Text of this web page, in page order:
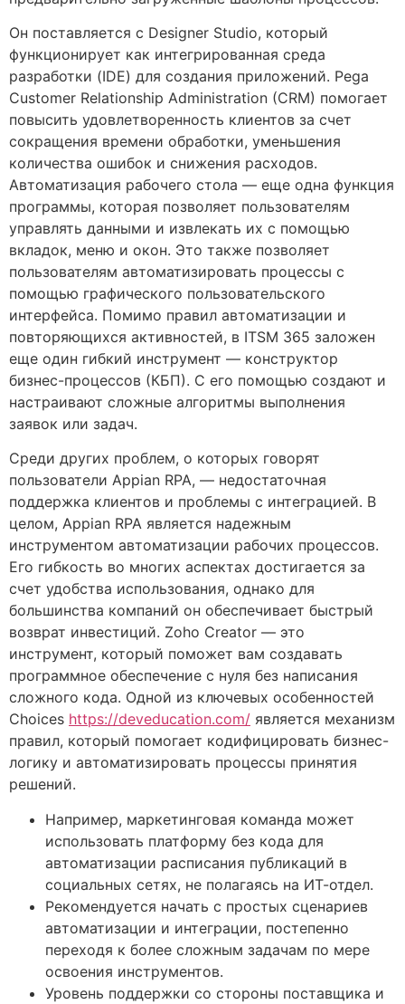
Он поставляется с Designer Studio, который
функционирует как интегрированная среда
разработки (IDE) для создания приложений. Pega
Customer Relationship Administration (CRM) помогает
повысить удовлетворенность клиентов за счет
сокращения времени обработки, уменьшения
количества ошибок и снижения расходов.
Автоматизация рабочего стола — еще одна функция
программы, которая позволяет пользователям
управлять данными и извлекать их с помощью
вкладок, меню и окон. Это также позволяет
пользователям автоматизировать процессы с
помощью графического пользовательского
интерфейса. Помимо правил автоматизации и
повторяющихся активностей, в ITSM 365 заложен
еще один гибкий инструмент — конструктор
бизнес-процессов (КБП). С его помощью создают и
настраивают сложные алгоритмы выполнения
заявок или задач.
Среди других проблем, о которых говорят
пользователи Appian RPA, — недостаточная
поддержка клиентов и проблемы с интеграцией. В
целом, Appian RPA является надежным
инструментом автоматизации рабочих процессов.
Его гибкость во многих аспектах достигается за
счет удобства использования, однако для
большинства компаний он обеспечивает быстрый
возврат инвестиций. Zoho Creator — это
инструмент, который поможет вам создавать
программное обеспечение с нуля без написания
сложного кода. Одной из ключевых особенностей
Choices https://deveducation.com/ является механизм
правил, который помогает кодифицировать бизнес-
логику и автоматизировать процессы принятия
решений.
Например, маркетинговая команда может
использовать платформу без кода для
автоматизации расписания публикаций в
социальных сетях, не полагаясь на ИТ-отдел.
Рекомендуется начать с простых сценариев
автоматизации и интеграции, постепенно
переходя к более сложным задачам по мере
освоения инструментов.
‍Уровень поддержки со стороны поставщика и